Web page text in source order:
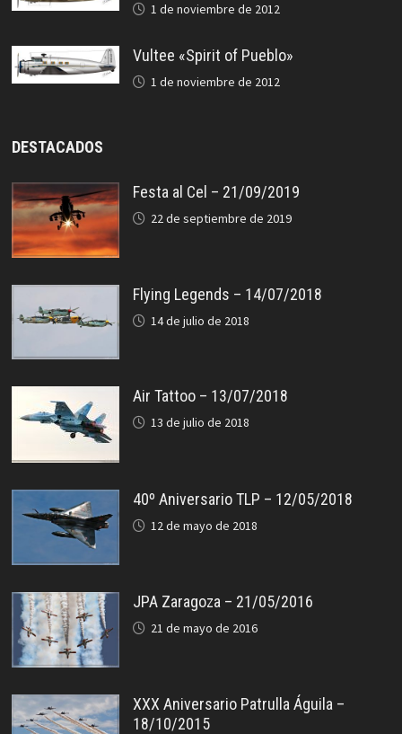
1 de noviembre de 2012
Vultee «Spirit of Pueblo»
1 de noviembre de 2012
DESTACADOS
Festa al Cel – 21/09/2019
22 de septiembre de 2019
Flying Legends – 14/07/2018
14 de julio de 2018
Air Tattoo – 13/07/2018
13 de julio de 2018
40º Aniversario TLP – 12/05/2018
12 de mayo de 2018
JPA Zaragoza – 21/05/2016
21 de mayo de 2016
XXX Aniversario Patrulla Águila –
18/10/2015